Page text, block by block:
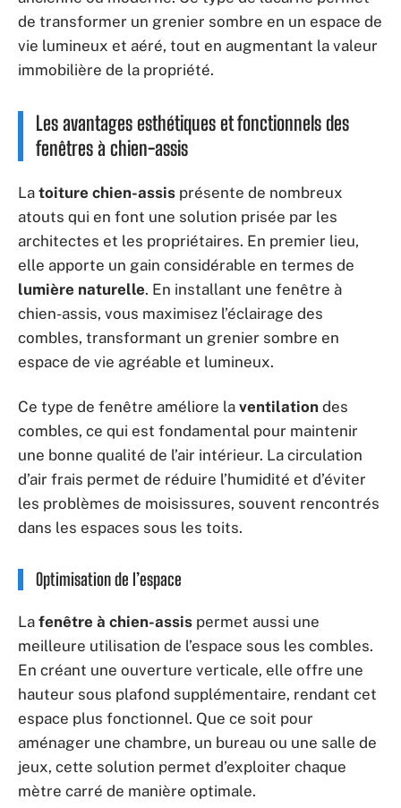
de transformer un grenier sombre en un espace de
vie lumineux et aéré, tout en augmentant la valeur
immobilière de la propriété.
Les avantages esthétiques et fonctionnels des
fenêtres à chien-assis
La toiture chien-assis présente de nombreux
atouts qui en font une solution prisée par les
architectes et les propriétaires. En premier lieu,
elle apporte un gain considérable en termes de
lumière naturelle. En installant une fenêtre à
chien-assis, vous maximisez l’éclairage des
combles, transformant un grenier sombre en
espace de vie agréable et lumineux.
Ce type de fenêtre améliore la ventilation des
combles, ce qui est fondamental pour maintenir
une bonne qualité de l’air intérieur. La circulation
d’air frais permet de réduire l’humidité et d’éviter
les problèmes de moisissures, souvent rencontrés
dans les espaces sous les toits.
Optimisation de l’espace
La fenêtre à chien-assis permet aussi une
meilleure utilisation de l’espace sous les combles.
En créant une ouverture verticale, elle offre une
hauteur sous plafond supplémentaire, rendant cet
espace plus fonctionnel. Que ce soit pour
aménager une chambre, un bureau ou une salle de
jeux, cette solution permet d’exploiter chaque
mètre carré de manière optimale.